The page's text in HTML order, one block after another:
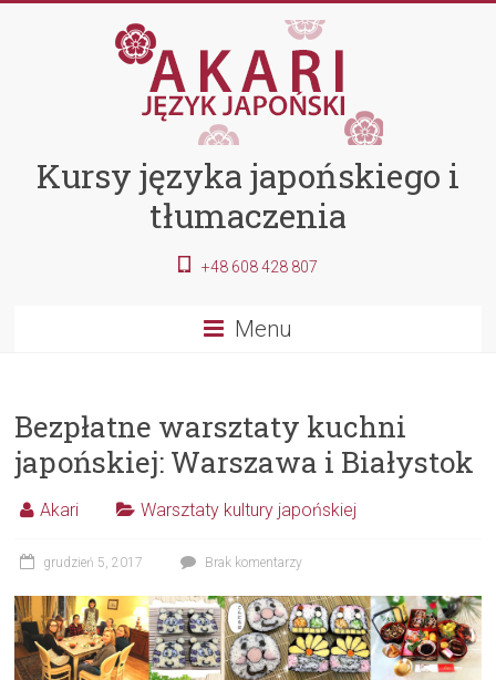
Kursy języka japońskiego i
tłumaczenia
+48 608 428 807
Menu
Bezpłatne warsztaty kuchni
japońskiej: Warszawa i Białystok
Akari Warsztaty kultury japońskiej
grudzień 5, 2017 Brak komentarzy